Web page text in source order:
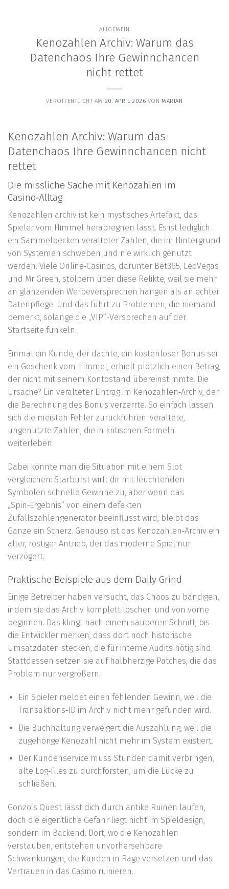
ALLGEMEIN
Kenozahlen Archiv: Warum das
Datenchaos Ihre Gewinnchancen
nicht rettet
VERÖFFENTLICHT AM 20. APRIL 2026 VON MARIAN
Kenozahlen Archiv: Warum das
Datenchaos Ihre Gewinnchancen nicht
rettet
Die missliche Sache mit Kenozahlen im
Casino‑Alltag
Kenozahlen archiv ist kein mystisches Artefakt, das
Spieler vom Himmel herabregnen lässt. Es ist lediglich
ein Sammelbecken veralteter Zahlen, die im Hintergrund
von Systemen schweben und nie wirklich genutzt
werden. Viele Online‑Casinos, darunter Bet365, LeoVegas
und Mr Green, stolpern über diese Relikte, weil sie mehr
an glänzenden Werbeversprechen hängen als an echter
Datenpflege. Und das führt zu Problemen, die niemand
bemerkt, solange die „VIP“-Versprechen auf der
Startseite funkeln.
Einmal ein Kunde, der dachte, ein kostenloser Bonus sei
ein Geschenk vom Himmel, erhielt plötzlich einen Betrag,
der nicht mit seinem Kontostand übereinstimmte. Die
Ursache? Ein veralteter Eintrag im Kenozahlen‑Archiv, der
die Berechnung des Bonus verzerrte. So einfach lassen
sich die meisten Fehler zurückführen: veraltete,
ungenutzte Zahlen, die in kritischen Formeln
weiterleben.
Dabei könnte man die Situation mit einem Slot
vergleichen: Starburst wirft dir mit leuchtenden
Symbolen schnelle Gewinne zu, aber wenn das
„Spin‑Ergebnis“ von einem defekten
Zufallszahlengenerator beeinflusst wird, bleibt das
Ganze ein Scherz. Genauso ist das Kenozahlen‑Archiv ein
alter, rostiger Antrieb, der das moderne Spiel nur
verzögert.
Praktische Beispiele aus dem Daily Grind
Einige Betreiber haben versucht, das Chaos zu bändigen,
indem sie das Archiv komplett löschen und von vorne
beginnen. Das klingt nach einem sauberen Schnitt, bis
die Entwickler merken, dass dort noch historische
Umsatzdaten stecken, die für interne Audits nötig sind.
Stattdessen setzen sie auf halbherzige Patches, die das
Problem nur vergrößern.
Ein Spieler meldet einen fehlenden Gewinn, weil die
Transaktions‑ID im Archiv nicht mehr gefunden wird.
Die Buchhaltung verweigert die Auszahlung, weil die
zugehörige Kenozahl nicht mehr im System existiert.
Der Kundenservice muss Stunden damit verbringen,
alte Log‑Files zu durchforsten, um die Lücke zu
schließen.
Gonzo’s Quest lässt dich durch antike Ruinen laufen,
doch die eigentliche Gefahr liegt nicht im Spieldesign,
sondern im Backend. Dort, wo die Kenozahlen
verstauben, entstehen unvorhersehbare
Schwankungen, die Kunden in Rage versetzen und das
Vertrauen in das Casino ruinieren.